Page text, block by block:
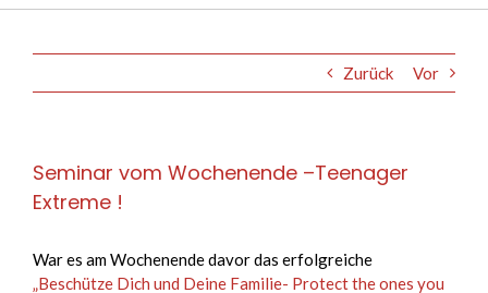
Zurück Vor
Seminar vom Wochenende –Teenager
Extreme !
War es am Wochenende davor das erfolgreiche
„Beschütze Dich und Deine Familie- Protect the ones you